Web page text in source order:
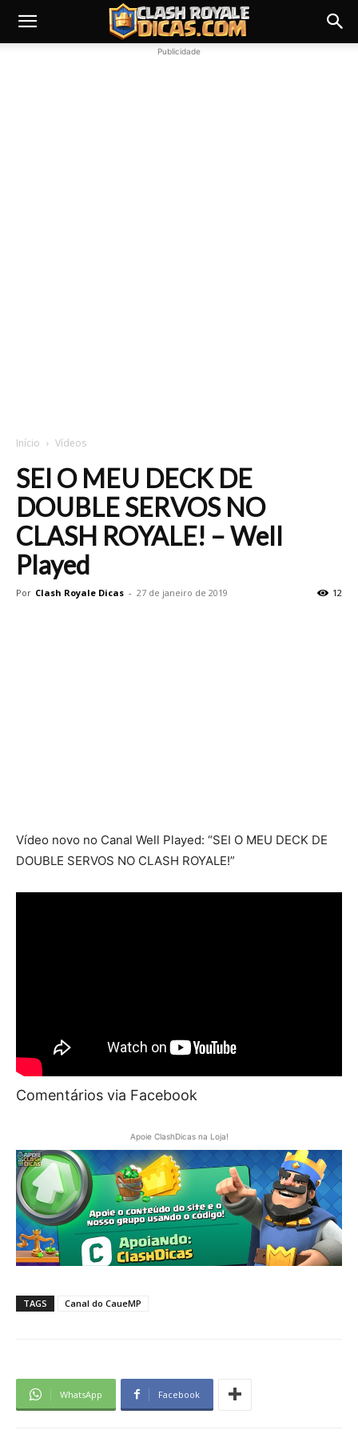
Publicidade
Início Vídeos
SEI O MEU DECK DE
DOUBLE SERVOS NO
CLASH ROYALE! – Well
Played
Por Clash Royale Dicas - 27 de janeiro de 2019 12
Vídeo novo no Canal Well Played: “SEI O MEU DECK DE
DOUBLE SERVOS NO CLASH ROYALE!”
Comentários via Facebook
Apoie ClashDicas na Loja!
TAGS Canal do CaueMP
WhatsApp Facebook